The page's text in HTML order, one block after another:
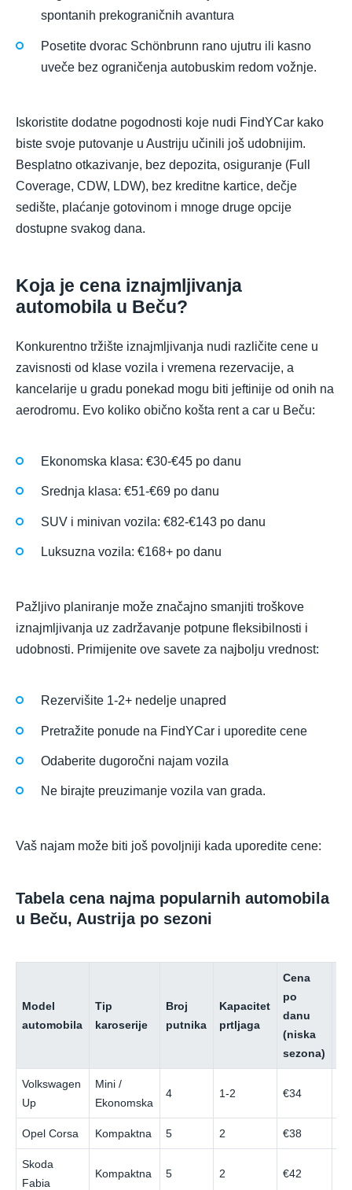
spontanih prekograničnih avantura
Posetite dvorac Schönbrunn rano ujutru ili kasno
uveče bez ograničenja autobuskim redom vožnje.
Iskoristite dodatne pogodnosti koje nudi FindYCar kako
biste svoje putovanje u Austriju učinili još udobnijim.
Besplatno otkazivanje, bez depozita, osiguranje (Full
Coverage, CDW, LDW), bez kreditne kartice, dečje
sedište, plaćanje gotovinom i mnoge druge opcije
dostupne svakog dana.
Koja je cena iznajmljivanja
automobila u Beču?
Konkurentno tržište iznajmljivanja nudi različite cene u
zavisnosti od klase vozila i vremena rezervacije, a
kancelarije u gradu ponekad mogu biti jeftinije od onih na
aerodromu. Evo koliko obično košta rent a car u Beču:
Ekonomska klasa: €30-€45 po danu
Srednja klasa: €51-€69 po danu
SUV i minivan vozila: €82-€143 po danu
Luksuzna vozila: €168+ po danu
Pažljivo planiranje može značajno smanjiti troškove
iznajmljivanja uz zadržavanje potpune fleksibilnosti i
udobnosti. Primijenite ove savete za najbolju vrednost:
Rezervišite 1-2+ nedelje unapred
Pretražite ponude na FindYCar i uporedite cene
Odaberite dugoročni najam vozila
Ne birajte preuzimanje vozila van grada.
Vaš najam može biti još povoljniji kada uporedite cene:
Tabela cena najma popularnih automobila
u Beču, Austrija po sezoni
Model
automobila
Tip
karoserije
Broj
putnika
Kapacitet
prtljaga
Cena
po
danu
(niska
sezona)
Volkswagen
Up
Mini /
Ekonomska
4 1-2 €34
Opel Corsa Kompaktna 5 2 €38
Skoda
Fabia
Kompaktna 5 2 €42